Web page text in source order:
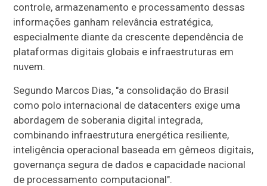
controle, armazenamento e processamento dessas
informações ganham relevância estratégica,
especialmente diante da crescente dependência de
plataformas digitais globais e infraestruturas em
nuvem.
Segundo Marcos Dias, "a consolidação do Brasil
como polo internacional de datacenters exige uma
abordagem de soberania digital integrada,
combinando infraestrutura energética resiliente,
inteligência operacional baseada em gêmeos digitais,
governança segura de dados e capacidade nacional
de processamento computacional".